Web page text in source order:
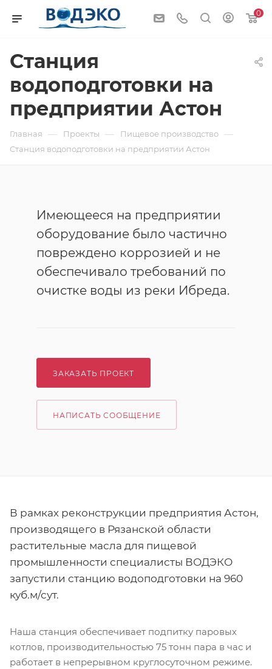
0
Cтанция
водоподготовки на
предприятии Астон
Главная — Проекты — Пищевое производство —
Cтанция водоподготовки на предприятии Астон
Имеющееся на предприятии
оборудование было частично
повреждено коррозией и не
обеспечивало требований по
очистке воды из реки Ибреда.
ЗАКАЗАТЬ ПРОЕКТ
НАПИСАТЬ СООБЩЕНИЕ
В рамках реконструкции предприятия Астон,
производящего в Рязанской области
растительные масла для пищевой
промышленности специалисты ВОДЭКО
запустили станцию водоподготовки на 960
куб.м/сут.
Наша станция обеспечивает подпитку паровых
котлов, производительностью 75 тонн пара в час и
работает в непрерывном круглосуточном режиме.